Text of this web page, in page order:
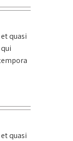
quasi
quasi